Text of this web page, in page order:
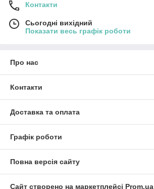
Контакти
Сьогодні вихідний
Показати весь графік роботи
Про нас
Контакти
Доставка та оплата
Графік роботи
Повна версія сайту
Сайт створено на маркетплейсі Prom.ua